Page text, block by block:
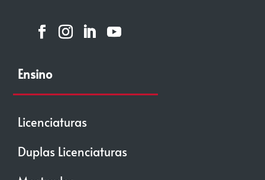
Ensino
Licenciaturas
Duplas Licenciaturas